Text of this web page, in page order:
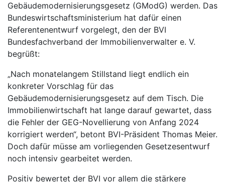
Gebäudemodernisierungsgesetz (GModG) werden. Das
Bundeswirtschaftsministerium hat dafür einen
Referentenentwurf vorgelegt, den der BVI
Bundesfachverband der Immobilienverwalter e. V.
begrüßt:
„Nach monatelangem Stillstand liegt endlich ein
konkreter Vorschlag für das
Gebäudemodernisierungsgesetz auf dem Tisch. Die
Immobilienwirtschaft hat lange darauf gewartet, dass
die Fehler der GEG-Novellierung von Anfang 2024
korrigiert werden“, betont BVI-Präsident Thomas Meier.
Doch dafür müsse am vorliegenden Gesetzesentwurf
noch intensiv gearbeitet werden.
Positiv bewertet der BVI vor allem die stärkere